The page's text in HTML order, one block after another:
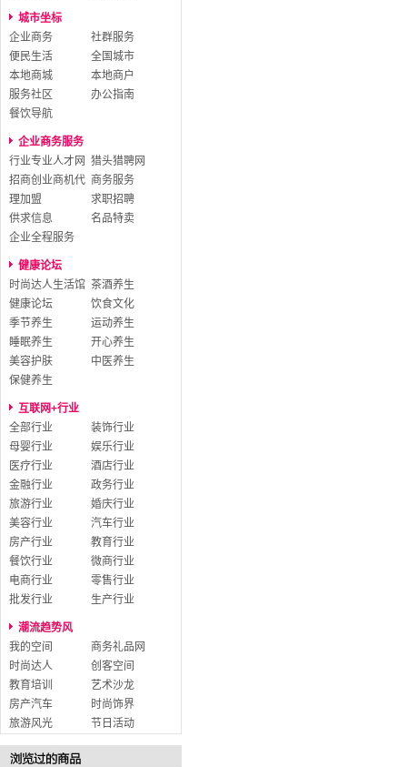
城市坐标
企业商务
社群服务
便民生活
全国城市
本地商城
本地商户
服务社区
办公指南
餐饮导航
企业商务服务
行业专业人才网 猎头猎聘网
招商创业商机代
理加盟
商务服务
求职招聘
供求信息
名品特卖
企业全程服务
健康论坛
时尚达人生活馆 茶酒养生
健康论坛
饮食文化
季节养生
运动养生
睡眠养生
开心养生
美容护肤
中医养生
保健养生
互联网+行业
全部行业
装饰行业
母婴行业
娱乐行业
医疗行业
酒店行业
金融行业
政务行业
旅游行业
婚庆行业
美容行业
汽车行业
房产行业
教育行业
餐饮行业
微商行业
电商行业
零售行业
批发行业
生产行业
潮流趋势风
我的空间
商务礼品网
时尚达人
创客空间
教育培训
艺术沙龙
房产汽车
时尚饰界
旅游风光
节日活动